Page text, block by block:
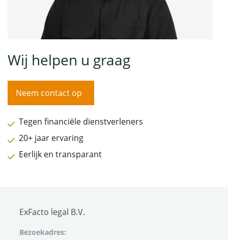
Wij helpen u graag
Neem contact op
Tegen financiële dienstverleners
20+ jaar ervaring
Eerlijk en transparant
ExFacto legal B.V.
Bezoekadres: